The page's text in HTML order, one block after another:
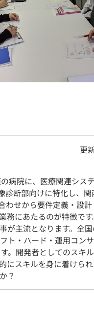
更
病院に、医療関連シス
診断部向けに特化し、
せから要件定義・設計
務にあたるのが特徴で
が主流となります。全
ト・ハード・運用コン
。開発者としてのスキル
スキルを身に着けられ
？